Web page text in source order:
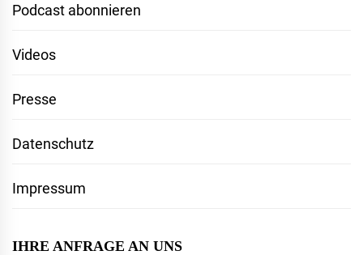
Podcast abonnieren
Videos
Presse
Datenschutz
Impressum
IHRE ANFRAGE AN UNS